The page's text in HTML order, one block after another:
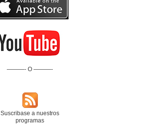
———- O ———-
Suscribase a nuestros
programas